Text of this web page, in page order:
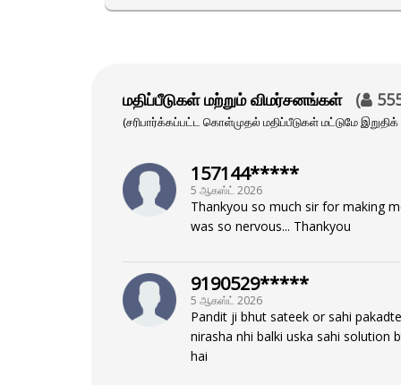
If you're ready to bring about positive
கிடைக்கக்கூடிய நேரம்
Monday to Friday - 4 AM to 8 AM
BA & Bed 2011 - Bundelkhand
கவனம் செலுத்தும் பகுதி
மதிப்பீடுகள் மற்றும் விமர்சனங்கள் (
(சரிபார்க்கப்பட்ட கொள்முதல் மதிப்பீடுகள் மட்டுமே
157144*****
5 ஆகஸ்ட் 2026
Thankyou so much sir for making
was so nervous... Thankyou
9190529*****
5 ஆகஸ்ட் 2026
Pandit ji bhut sateek or sahi
nirasha nhi balki uska sahi solution
hai